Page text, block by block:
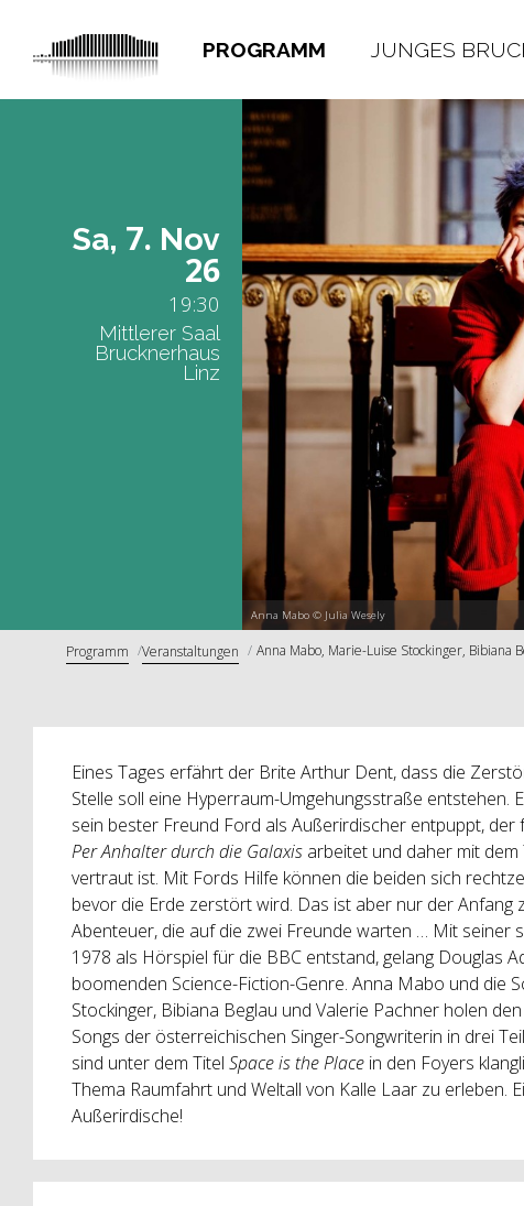
PROGRAMM JUNGES
Anna Mabo © Julia Wesely
Sa, 7. Nov
26
19:30
Mittlerer Saal
Brucknerhaus
Linz
Programm Veranstaltungen Anna Mabo, Marie-Luise Stockinger, Bibiana
Eines Tages erfährt der Brite Arthur Dent, dass die
Stelle soll eine Hyperraum-Umgehungsstraße entstehen.
sein bester Freund Ford als Außerirdischer entpuppt,
Per Anhalter durch die Galaxisarbeitet und daher mit dem
vertraut ist. Mit Fords Hilfe können die beiden sich
bevor die Erde zerstört wird. Das ist aber nur der Anfang
Abenteuer, die auf die zwei Freunde warten … Mit seiner
1978 als Hörspiel für die BBC entstand, gelang Douglas
boomenden Science-Fiction-Genre. Anna Mabo und die
Stockinger, Bibiana Beglau und Valerie Pachner holen
Songs der österreichischen Singer-Songwriterin in drei
sind unter dem Titel Space is the Placein den Foyers
Thema Raumfahrt und Weltall von Kalle Laar zu erleben.
Außerirdische!